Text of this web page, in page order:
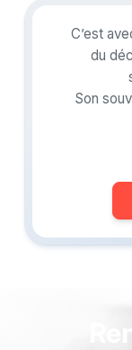
C’est
du
Son